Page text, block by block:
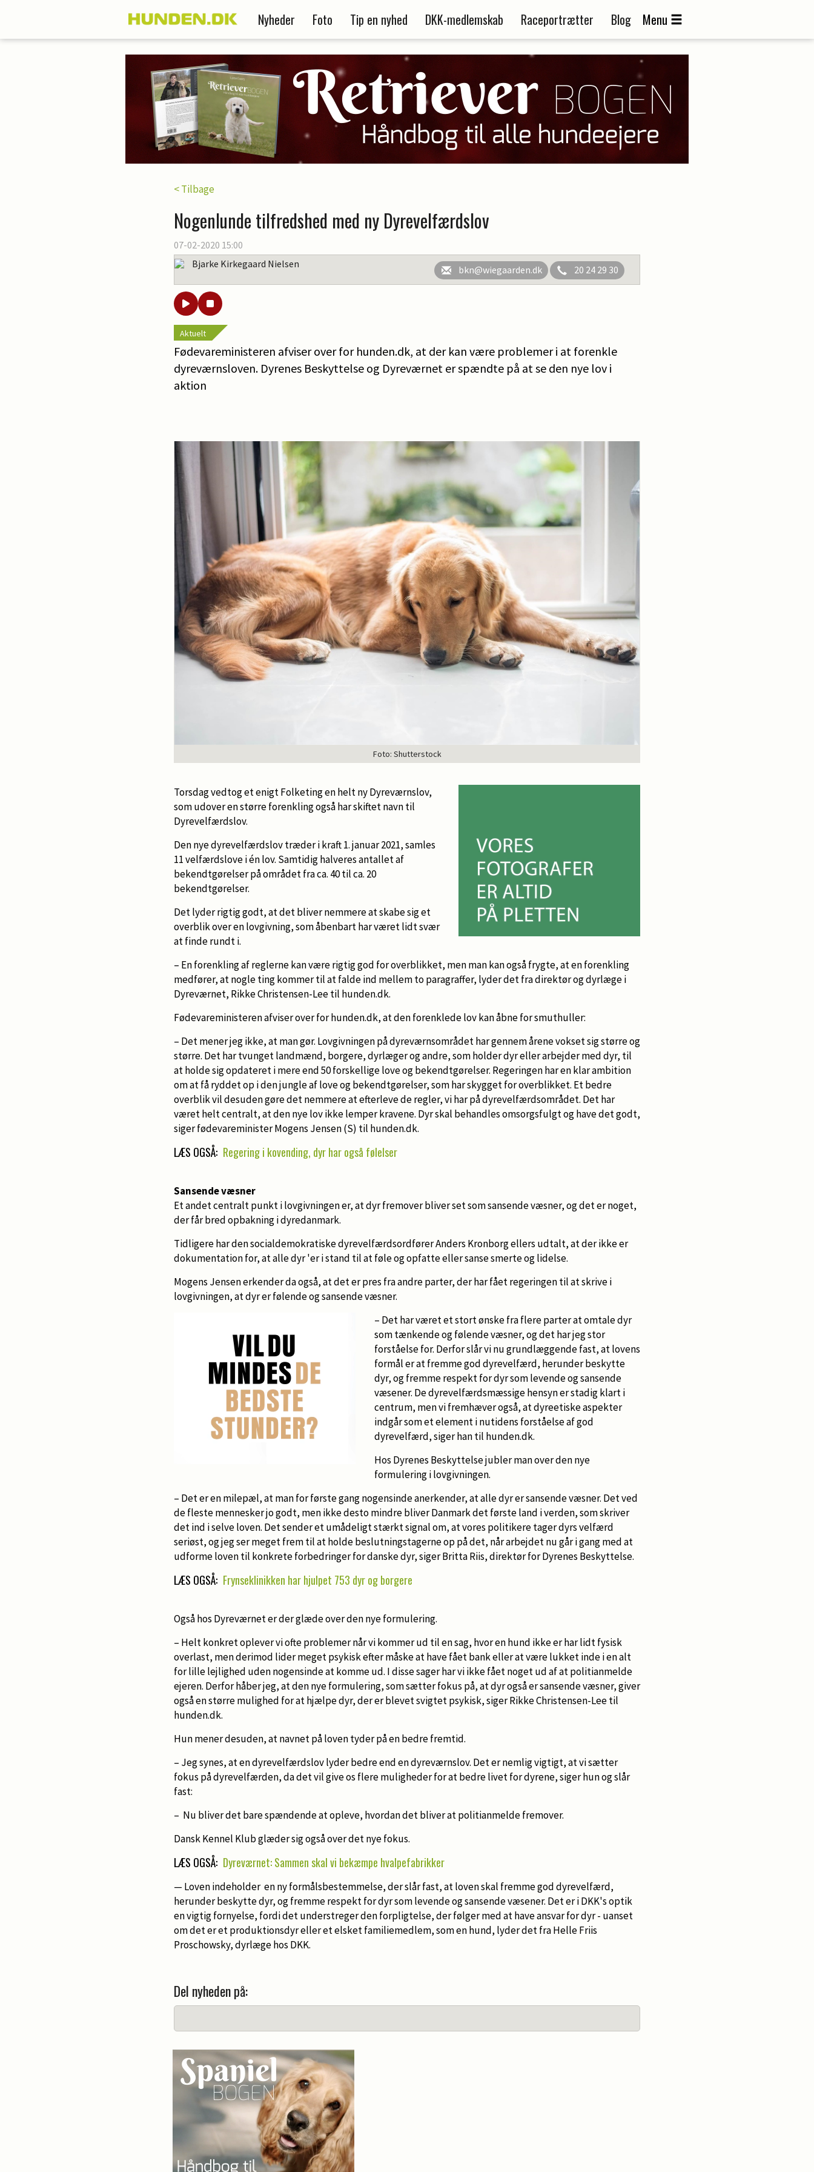
Nyheder Foto Tip en nyhed DKK-medlemskab Raceportrætter Blog Menu
< Tilbage
Nogenlunde tilfredshed med ny Dyrevelfærdslov
07-02-2020 15:00
Bjarke Kirkegaard Nielsen
bkn@wiegaarden.dk 20 24 29 30
Aktuelt
Fødevareministeren afviser over for hunden.dk, at der kan være problemer i at forenkle
dyreværnsloven. Dyrenes Beskyttelse og Dyreværnet er spændte på at se den nye lov i
aktion
Foto: Shutterstock
Torsdag vedtog et enigt Folketing en helt ny Dyreværnslov,
som udover en større forenkling også har skiftet navn til
Dyrevelfærdslov.
Den nye dyrevelfærdslov træder i kraft 1. januar 2021, samles
11 velfærdslove i én lov. Samtidig halveres antallet af
bekendtgørelser på området fra ca. 40 til ca. 20
bekendtgørelser.
Det lyder rigtig godt, at det bliver nemmere at skabe sig et
overblik over en lovgivning, som åbenbart har været lidt svær
at finde rundt i.
– En forenkling af reglerne kan være rigtig god for overblikket, men man kan også frygte, at en forenkling
medfører, at nogle ting kommer til at falde ind mellem to paragraffer, lyder det fra direktør og dyrlæge i
Dyreværnet, Rikke Christensen-Lee til hunden.dk.
Fødevareministeren afviser over for hunden.dk, at den forenklede lov kan åbne for smuthuller:
– Det mener jeg ikke, at man gør. Lovgivningen på dyreværnsområdet har gennem årene vokset sig større og
større. Det har tvunget landmænd, borgere, dyrlæger og andre, som holder dyr eller arbejder med dyr, til
at holde sig opdateret i mere end 50 forskellige love og bekendtgørelser. Regeringen har en klar ambition
om at få ryddet op i den jungle af love og bekendtgørelser, som har skygget for overblikket. Et bedre
overblik vil desuden gøre det nemmere at efterleve de regler, vi har på dyrevelfærdsområdet. Det har
været helt centralt, at den nye lov ikke lemper kravene. Dyr skal behandles omsorgsfulgt og have det godt,
siger fødevareminister Mogens Jensen (S) til hunden.dk.
LÆS OGSÅ: Regering i kovending, dyr har også følelser
Sansende væsner
Et andet centralt punkt i lovgivningen er, at dyr fremover bliver set som sansende væsner, og det er noget,
der får bred opbakning i dyredanmark.
Tidligere har den socialdemokratiske dyrevelfærdsordfører Anders Kronborg ellers udtalt, at der ikke er
dokumentation for, at alle dyr 'er i stand til at føle og opfatte eller sanse smerte og lidelse.
Mogens Jensen erkender da også, at det er pres fra andre parter, der har fået regeringen til at skrive i
lovgivningen, at dyr er følende og sansende væsner.
– Det har været et stort ønske fra flere parter at omtale dyr
som tænkende og følende væsner, og det har jeg stor
forståelse for. Derfor slår vi nu grundlæggende fast, at lovens
formål er at fremme god dyrevelfærd, herunder beskytte
dyr, og fremme respekt for dyr som levende og sansende
væsener. De dyrevelfærdsmæssige hensyn er stadig klart i
centrum, men vi fremhæver også, at dyreetiske aspekter
indgår som et element i nutidens forståelse af god
dyrevelfærd, siger han til hunden.dk.
Hos Dyrenes Beskyttelse jubler man over den nye
formulering i lovgivningen.
– Det er en milepæl, at man for første gang nogensinde anerkender, at alle dyr er sansende væsner. Det ved
de fleste mennesker jo godt, men ikke desto mindre bliver Danmark det første land i verden, som skriver
det ind i selve loven. Det sender et umådeligt stærkt signal om, at vores politikere tager dyrs velfærd
seriøst, og jeg ser meget frem til at holde beslutningstagerne op på det, når arbejdet nu går i gang med at
udforme loven til konkrete forbedringer for danske dyr, siger Britta Riis, direktør for Dyrenes Beskyttelse.
LÆS OGSÅ: Frynseklinikken har hjulpet 753 dyr og borgere
Også hos Dyreværnet er der glæde over den nye formulering.
– Helt konkret oplever vi ofte problemer når vi kommer ud til en sag, hvor en hund ikke er har lidt fysisk
overlast, men derimod lider meget psykisk efter måske at have fået bank eller at være lukket inde i en alt
for lille lejlighed uden nogensinde at komme ud. I disse sager har vi ikke fået noget ud af at politianmelde
ejeren. Derfor håber jeg, at den nye formulering, som sætter fokus på, at dyr også er sansende væsner, giver
også en større mulighed for at hjælpe dyr, der er blevet svigtet psykisk, siger Rikke Christensen-Lee til
hunden.dk.
Hun mener desuden, at navnet på loven tyder på en bedre fremtid.
– Jeg synes, at en dyrevelfærdslov lyder bedre end en dyreværnslov. Det er nemlig vigtigt, at vi sætter
fokus på dyrevelfærden, da det vil give os flere muligheder for at bedre livet for dyrene, siger hun og slår
fast:
– Nu bliver det bare spændende at opleve, hvordan det bliver at politianmelde fremover.
Dansk Kennel Klub glæder sig også over det nye fokus.
LÆS OGSÅ: Dyreværnet: Sammen skal vi bekæmpe hvalpefabrikker
— Loven indeholder en ny formålsbestemmelse, der slår fast, at loven skal fremme god dyrevelfærd,
herunder beskytte dyr, og fremme respekt for dyr som levende og sansende væsener. Det er i DKK's optik
en vigtig fornyelse, fordi det understreger den forpligtelse, der følger med at have ansvar for dyr - uanset
om det er et produktionsdyr eller et elsket familiemedlem, som en hund, lyder det fra Helle Friis
Proschowsky, dyrlæge hos DKK.
Del nyheden på: